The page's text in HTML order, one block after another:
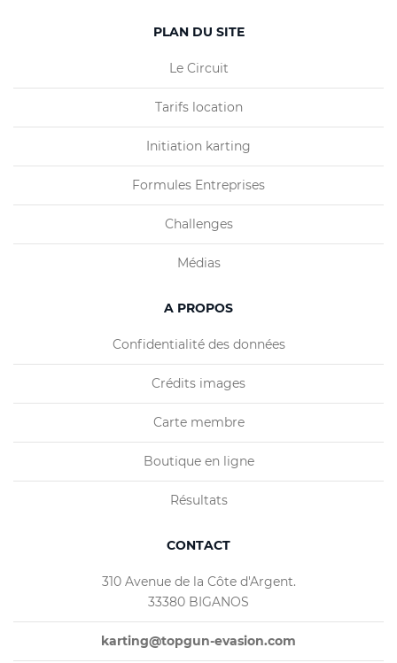
PLAN DU SITE
Le Circuit
Tarifs location
Initiation karting
Formules Entreprises
Challenges
Médias
A PROPOS
Confidentialité des données
Crédits images
Carte membre
Boutique en ligne
Résultats
CONTACT
310 Avenue de la Côte d'Argent.
33380 BIGANOS
karting@topgun-evasion.com